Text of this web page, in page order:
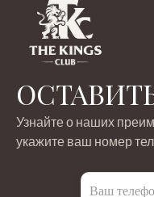
Узнайте о наших
укажите ваш номер